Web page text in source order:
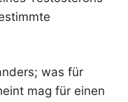
was für
mag für einen